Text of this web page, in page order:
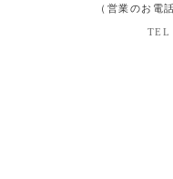
（営業のお電
TEL